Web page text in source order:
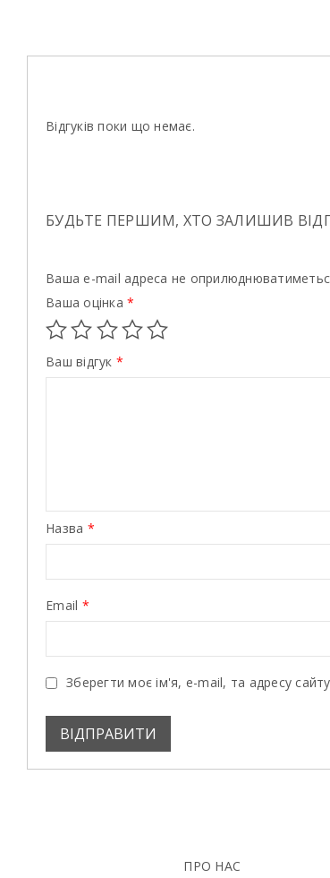
Відгуків поки що немає.
БУДЬТЕ ПЕРШИМ, ХТО ЗАЛИШИВ
Ваша e-mail адреса не
Ваша оцінка *
Ваш відгук *
Назва *
Email *
Зберегти моє ім'я, e-mail, та адресу
ПРО НАС